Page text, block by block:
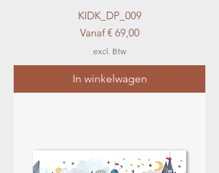
KIDK_DP_009
Vanaf€ 69,00
Verkoopprijs
excl. Btw
In winkelwagen